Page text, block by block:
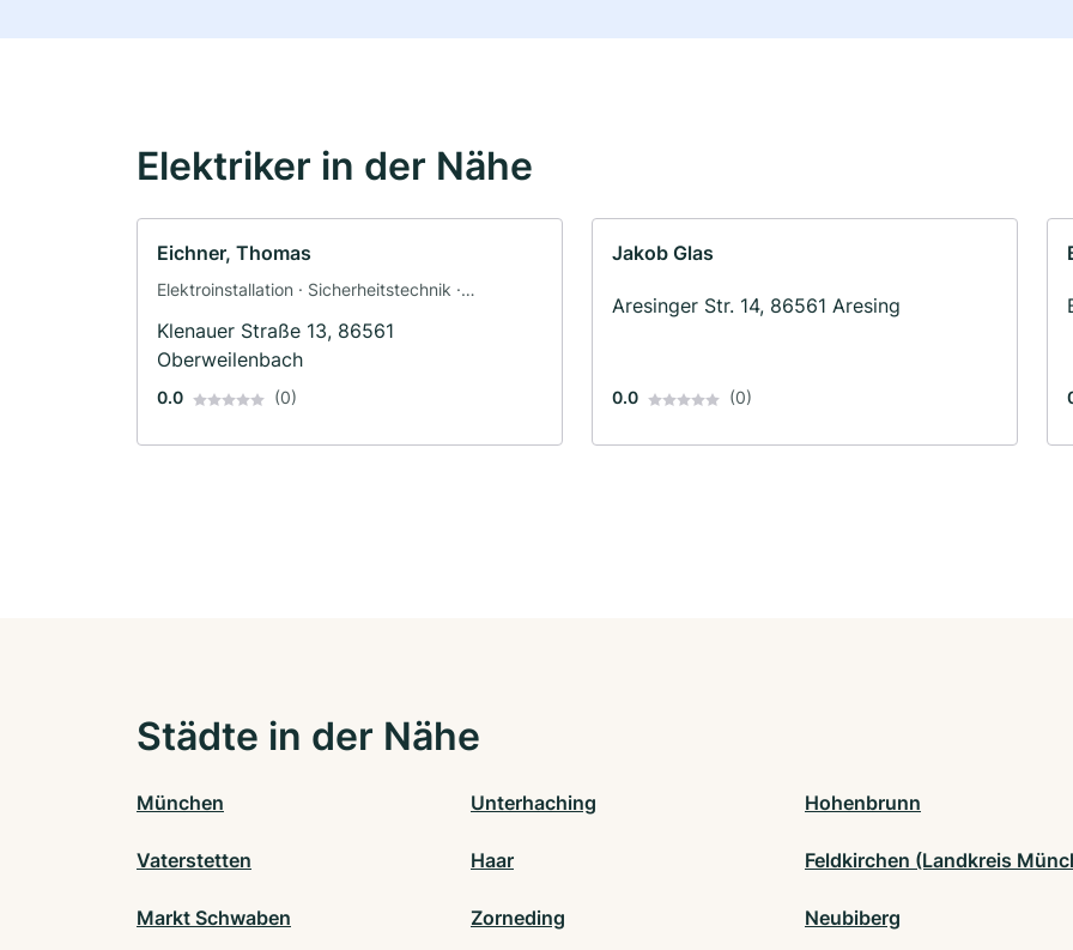
Elektriker in der Nähe
Eichner, Thomas
Elektroinstallation · Sicherheitstechnik ·
Photovoltaik · Solaranlagen · Elektriker
Klenauer Straße 13, 86561
Oberweilenbach
0.0 (0)
Jakob Glas
Aresinger Str. 14, 86561 Aresing
0.0 (0)
Städte in der Nähe
München Unterhaching Hohenbrunn
Vaterstetten Haar Feldkirchen (Landkreis
Markt Schwaben Zorneding Neubiberg